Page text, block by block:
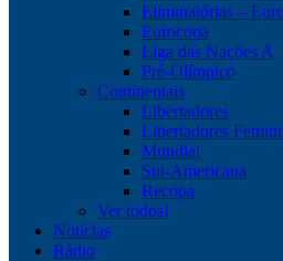
Eliminatórias –
Eurocopa
Liga das Nações A
Pré-Olímpico
Continentais
Libertadores
Libertadores
Mundial
Sul-Americana
Recopa
Ver todos!
Notícias
Rádio